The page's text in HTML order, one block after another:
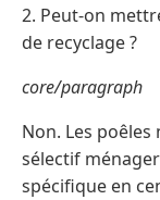
2. Peut-on
de recyclage ?
core/paragraph
Non. Les
sélectif
spécifique en